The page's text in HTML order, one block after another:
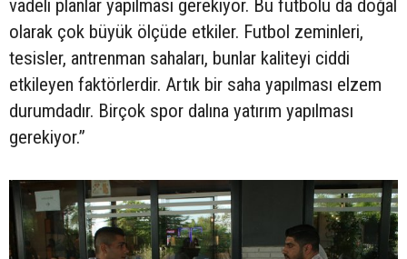
vadeli planlar yapılması gerekiyor. Bu futbolu da doğal
olarak çok büyük ölçüde etkiler. Futbol zeminleri,
tesisler, antrenman sahaları, bunlar kaliteyi ciddi
etkileyen faktörlerdir. Artık bir saha yapılması elzem
durumdadır. Birçok spor dalına yatırım yapılması
gerekiyor.”